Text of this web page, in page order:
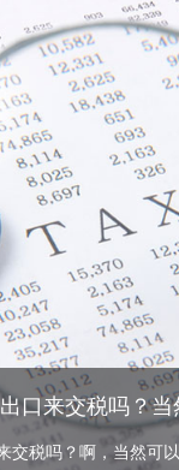
口来交税吗？当